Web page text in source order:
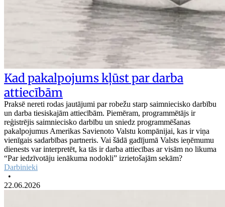
Kad pakalpojums kļūst par darba
attiecībām
Praksē nereti rodas jautājumi par robežu starp saimniecisko darbību
un darba tiesiskajām attiecībām. Piemēram, programmētājs ir
reģistrējis saimniecisko darbību un sniedz programmēšanas
pakalpojumus Amerikas Savienoto Valstu kompānijai, kas ir viņa
vienīgais sadarbības partneris. Vai šādā gadījumā Valsts ieņēmumu
dienests var interpretēt, ka tās ir darba attiecības ar visām no likuma
“Par iedzīvotāju ienākuma nodokli” izrietošajām sekām?
Darbinieki
•
22.06.2026